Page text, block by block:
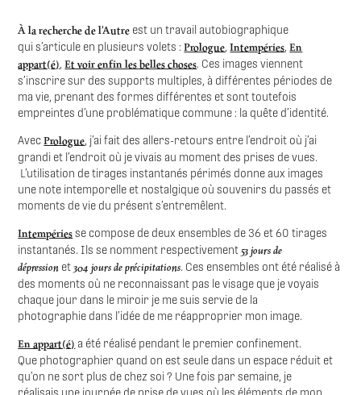
À la recherche de l’Autre est un travail autobiographique
qui s’articule en plusieurs volets :Prologue ,Intempéries ,En
appart(é) ,Et voir enfin les belles choses. Ces images viennent
s’inscrire sur des supports multiples, à différentes périodes de
ma vie, prenant des formes différentes et sont toutefois
empreintes d’une problématique commune : la quête d’identité.
AvecPrologue , j’ai fait des allers-retours entre l’endroit où j’ai
grandi et l’endroit où je vivais au moment des prises de vues.
L’utilisation de tirages instantanés périmés donne aux images
une note intemporelle et nostalgique où souvenirs du passés et
moments de vie du présent s’entremêlent.
Intempériesse compose de deux ensembles de 36 et 60 tirages
instantanés. Ils se nomment respectivement53 jours de
dépression et304 jours de précipitations. Ces ensembles ont été réalisé à
des moments où ne reconnaissant pas le visage que je voyais
chaque jour dans le miroir je me suis servie de la
photographie dans l’idée de me réapproprier mon image.
En appart(é) a été réalisé pendant le premier confinement.
Que photographier quand on est seule dans un espace réduit et
qu’on ne sort plus de chez soi ? Une fois par semaine, je